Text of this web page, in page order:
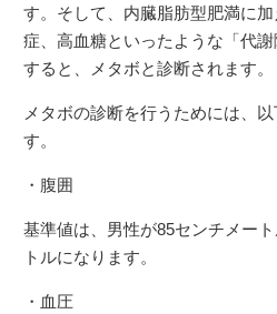
す。そして、内臓脂肪型肥満に
症、高血糖といったような「代
すると、メタボと診断されます。
メタボの診断を行うためには、
す。
・腹囲
基準値は、男性が85センチメー
トルになります。
・血圧